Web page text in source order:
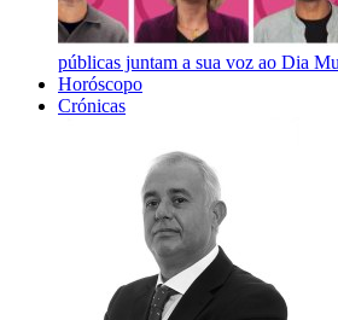
públicas juntam a sua voz ao Dia
Horóscopo
Crónicas